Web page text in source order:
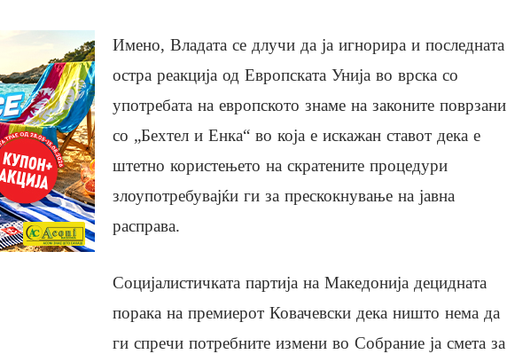
Имено, Владата се длучи да ја игнорира и последната
остра реакција од Европската Унија во врска со
употребата на европското знаме на законите поврзани
со „Бехтел и Енка“ во која е искажан ставот дека е
штетно користењето на скратените процедури
злоупотребувајќи ги за прескокнување на јавна
расправа.
Социјалистичката партија на Македонија децидната
порака на премиерот Ковачевски дека ништо нема да
ги спречи потребните измени во Собрание ја смета за